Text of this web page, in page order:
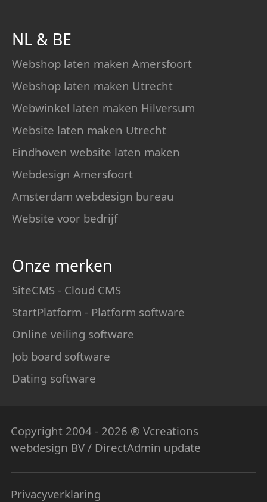
NL & BE
Webshop laten maken Amersfoort
Webshop laten maken Utrecht
Webwinkel laten maken Hilversum
Website laten maken Utrecht
Eindhoven website laten maken
Webdesign Amersfoort
Amsterdam webdesign bureau
Website voor bedrijf
Onze merken
SiteCMS - Cloud CMS
StartPlatform - Platform software
Online veiling software
Job board software
Dating software
Copyright 2004 - 2026 ® Vcreations
webdesign BV / DirectAdmin update
Privacyverklaring